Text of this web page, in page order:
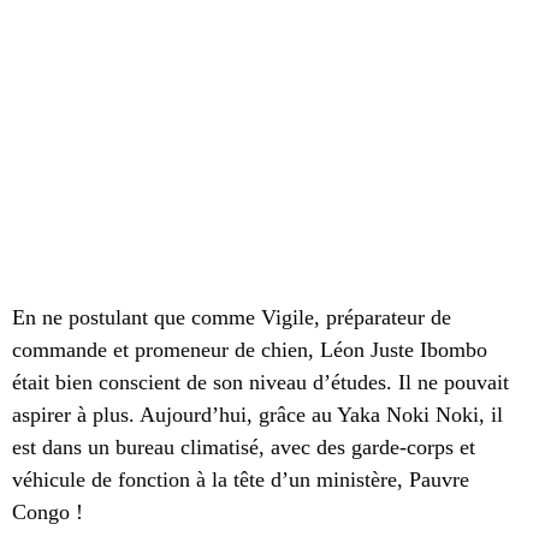
En ne postulant que comme Vigile, préparateur de
commande et promeneur de chien, Léon Juste Ibombo
était bien conscient de son niveau d’études. Il ne pouvait
aspirer à plus. Aujourd’hui, grâce au Yaka Noki Noki, il
est dans un bureau climatisé, avec des garde-corps et
véhicule de fonction à la tête d’un ministère, Pauvre
Congo !